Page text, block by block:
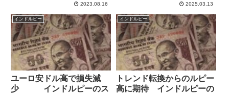
す。米ドル・ユーロ・メキシコペ
ソ・トルコリラ・ブラジルレア
ル・インドルピー・ポーランドズ
ロチ・チェココルナ・ハンガリー
フォ...
2023.08.16
毎週自身の記録もかねてブログで
毎週運用の報告をしています。イ
ンドルピーはドルと連動してい
て、両通貨はとても似た動きをし
ま...
2025.03.13
インドルピー
ユーロ安ドル高で損失減
少 インドルピーのス
インドルピー
トレンド転換からのルピー
高に期待 インドルピーの